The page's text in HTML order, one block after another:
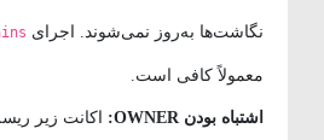
نگاشت‌ها به‌روز نمی‌شوند. اجرای
معمولاً کافی است.
اشتباه بودن OWNER: اکانت زیر ریسلر